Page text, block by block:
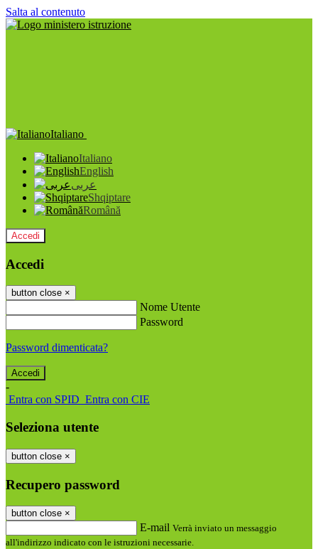
Salta al contenuto
Italiano
Italiano
English
عربى
Shqiptare
Română
Accedi
Accedi
button close ×
Nome Utente
Password
Password dimenticata?
-
Entra con SPID Entra con CIE
Seleziona utente
button close ×
Recupero password
button close ×
E-mail Verrà inviato un messaggio
all'indirizzo indicato con le istruzioni necessarie.